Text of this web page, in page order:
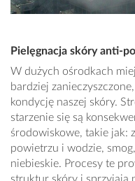
Pielęgnacja skóry anti-
W dużych ośrodkach
bardziej
kondycję naszej skóry.
starzenie się są
środowiskowe, takie jak:
powietrzu i wodzie,
niebieskie. Procesy te
struktur skóry i sprzyjają